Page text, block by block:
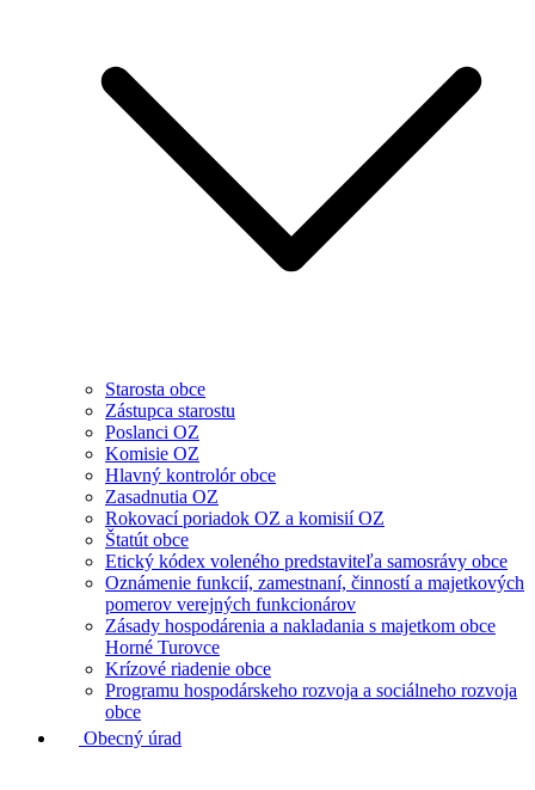
Starosta obce
Zástupca starostu
Poslanci OZ
Komisie OZ
Hlavný kontrolór obce
Zasadnutia OZ
Rokovací poriadok OZ a komisií OZ
Štatút obce
Etický kódex voleného predstaviteľa samosrávy obce
Oznámenie funkcií, zamestnaní, činností a majetkových
pomerov verejných funkcionárov
Zásady hospodárenia a nakladania s majetkom obce
Horné Turovce
Krízové riadenie obce
Programu hospodárskeho rozvoja a sociálneho rozvoja
obce
Obecný úrad